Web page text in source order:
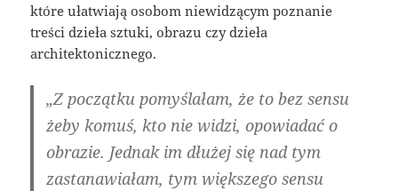
które ułatwiają osobom niewidzącym poznanie
treści dzieła sztuki, obrazu czy dzieła
architektonicznego.
„Z początku pomyślałam, że to bez sensu
żeby komuś, kto nie widzi, opowiadać o
obrazie. Jednak im dłużej się nad tym
zastanawiałam, tym większego sensu